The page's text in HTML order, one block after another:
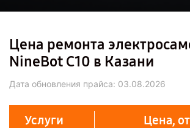
Цена ремонта
NineBot С10 в Казани
Дата обновления прайса: 03.08.2026
Услуги Цена, от